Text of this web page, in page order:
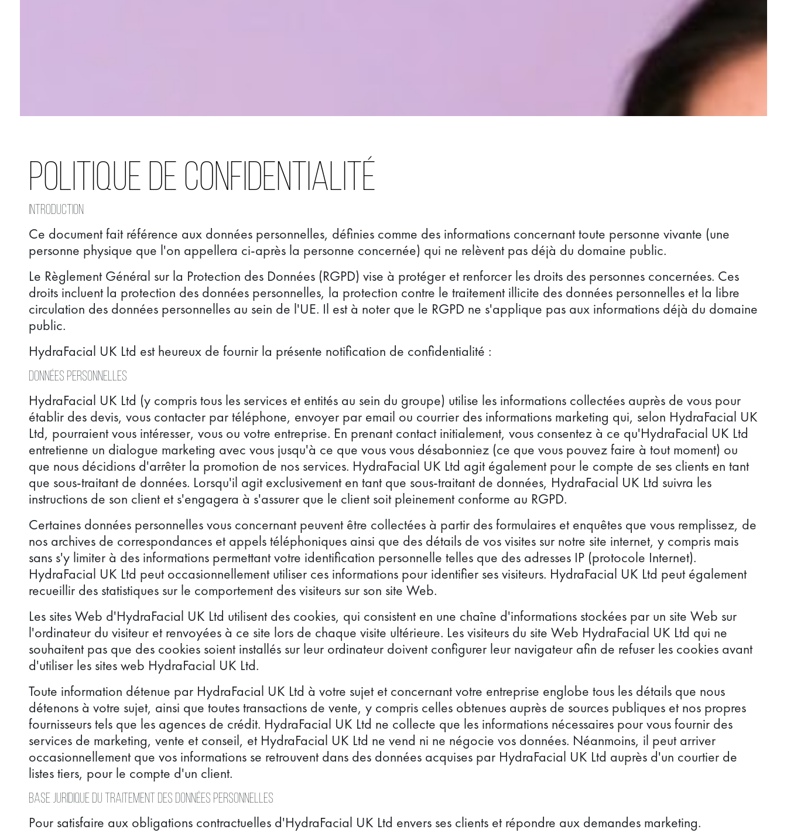
POLITIQUE DE CONFIDENTIALITÉ
Introduction
Ce document fait référence aux données personnelles, définies comme des informations concernant toute personne vivante (une
personne physique que l'on appellera ci-après la personne concernée) qui ne relèvent pas déjà du domaine public.
Le Règlement Général sur la Protection des Données (RGPD) vise à protéger et renforcer les droits des personnes concernées. Ces
droits incluent la protection des données personnelles, la protection contre le traitement illicite des données personnelles et la libre
circulation des données personnelles au sein de l'UE. Il est à noter que le RGPD ne s'applique pas aux informations déjà du domaine
public.
HydraFacial UK Ltd est heureux de fournir la présente notification de confidentialité :
Données personnelles
HydraFacial UK Ltd (y compris tous les services et entités au sein du groupe) utilise les informations collectées auprès de vous pour
établir des devis, vous contacter par téléphone, envoyer par email ou courrier des informations marketing qui, selon HydraFacial UK
Ltd, pourraient vous intéresser, vous ou votre entreprise. En prenant contact initialement, vous consentez à ce qu'HydraFacial UK Ltd
entretienne un dialogue marketing avec vous jusqu'à ce que vous vous désabonniez (ce que vous pouvez faire à tout moment) ou
que nous décidions d'arrêter la promotion de nos services. HydraFacial UK Ltd agit également pour le compte de ses clients en tant
que sous-traitant de données. Lorsqu'il agit exclusivement en tant que sous-traitant de données, HydraFacial UK Ltd suivra les
instructions de son client et s'engagera à s'assurer que le client soit pleinement conforme au RGPD.
Certaines données personnelles vous concernant peuvent être collectées à partir des formulaires et enquêtes que vous remplissez, de
nos archives de correspondances et appels téléphoniques ainsi que des détails de vos visites sur notre site internet, y compris mais
sans s'y limiter à des informations permettant votre identification personnelle telles que des adresses IP (protocole Internet).
HydraFacial UK Ltd peut occasionnellement utiliser ces informations pour identifier ses visiteurs. HydraFacial UK Ltd peut également
recueillir des statistiques sur le comportement des visiteurs sur son site Web.
Les sites Web d'HydraFacial UK Ltd utilisent des cookies, qui consistent en une chaîne d'informations stockées par un site Web sur
l'ordinateur du visiteur et renvoyées à ce site lors de chaque visite ultérieure. Les visiteurs du site Web HydraFacial UK Ltd qui ne
souhaitent pas que des cookies soient installés sur leur ordinateur doivent configurer leur navigateur afin de refuser les cookies avant
d'utiliser les sites web HydraFacial UK Ltd.
Toute information détenue par HydraFacial UK Ltd à votre sujet et concernant votre entreprise englobe tous les détails que nous
détenons à votre sujet, ainsi que toutes transactions de vente, y compris celles obtenues auprès de sources publiques et nos propres
fournisseurs tels que les agences de crédit. HydraFacial UK Ltd ne collecte que les informations nécessaires pour vous fournir des
services de marketing, vente et conseil, et HydraFacial UK Ltd ne vend ni ne négocie vos données. Néanmoins, il peut arriver
occasionnellement que vos informations se retrouvent dans des données acquises par HydraFacial UK Ltd auprès d'un courtier de
listes tiers, pour le compte d'un client.
Base juridique du traitement des données personnelles
Pour satisfaire aux obligations contractuelles d'HydraFacial UK Ltd envers ses clients et répondre aux demandes marketing.